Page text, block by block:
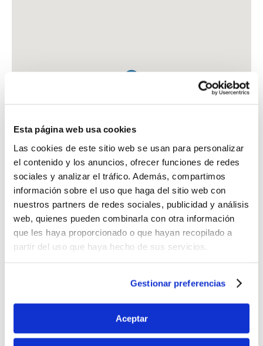
Esta página web usa cookies
Las cookies de este sitio web se usan para personalizar
el contenido y los anuncios, ofrecer funciones de redes
sociales y analizar el tráfico. Además, compartimos
información sobre el uso que haga del sitio web con
nuestros partners de redes sociales, publicidad y análisis
web, quienes pueden combinarla con otra información
que les haya proporcionado o que hayan recopilado a
partir del uso que haya hecho de sus servicios.
Gestionar preferencias
Aceptar
FARMACIA CORRALES ORTEGA, CARMEN INES
C. CERVANTES, 2